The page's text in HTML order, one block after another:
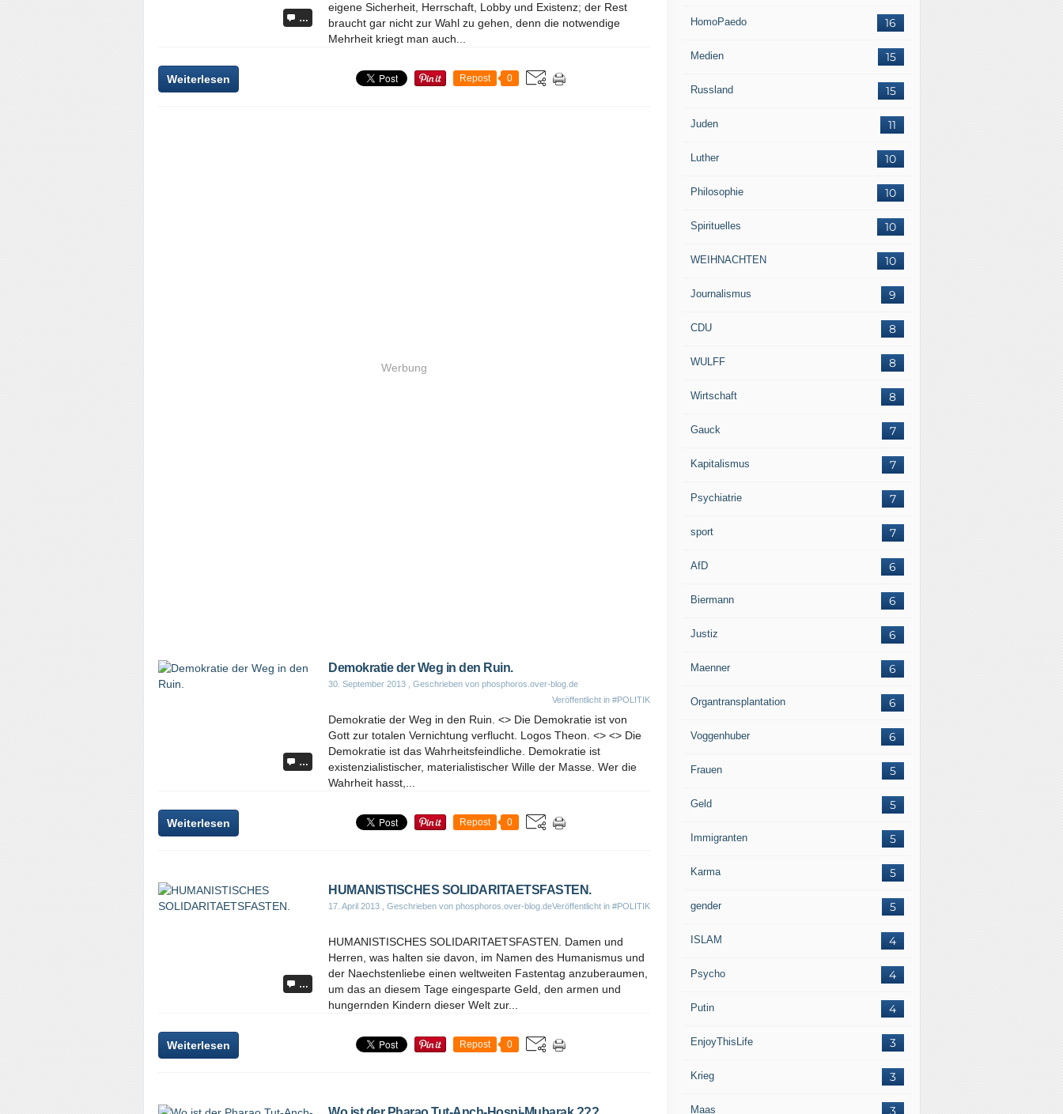
…
eigene Sicherheit, Herrschaft, Lobby und Existenz; der Rest
braucht gar nicht zur Wahl zu gehen, denn die notwendige
Mehrheit kriegt man auch...
Weiterlesen Repost 0
Werbung
…
Demokratie der Weg in den Ruin.
30. September 2013 , Geschrieben von phosphoros.over-blog.de
Veröffentlicht in #POLITIK
Demokratie der Weg in den Ruin. <> Die Demokratie ist von
Gott zur totalen Vernichtung verflucht. Logos Theon. <> <> Die
Demokratie ist das Wahrheitsfeindliche. Demokratie ist
existenzialistischer, materialistischer Wille der Masse. Wer die
Wahrheit hasst,...
Weiterlesen Repost 0
…
HUMANISTISCHES SOLIDARITAETSFASTEN.
17. April 2013 , Geschrieben von phosphoros.over-blog.deVeröffentlicht in #POLITIK
HUMANISTISCHES SOLIDARITAETSFASTEN. Damen und
Herren, was halten sie davon, im Namen des Humanismus und
der Naechstenliebe einen weltweiten Fastentag anzuberaumen,
um das an diesem Tage eingesparte Geld, den armen und
hungernden Kindern dieser Welt zur...
Weiterlesen Repost 0
16
HomoPaedo
15
Medien
15
Russland
11
Juden
10
Luther
10
Philosophie
10
Spirituelles
10
WEIHNACHTEN
9
Journalismus
8
CDU
8
WULFF
8
Wirtschaft
7
Gauck
7
Kapitalismus
7
Psychiatrie
7
sport
6
AfD
6
Biermann
6
Justiz
6
Maenner
6
Organtransplantation
6
Voggenhuber
5
Frauen
5
Geld
5
Immigranten
5
Karma
5
gender
4
ISLAM
4
Psycho
4
Putin
3
EnjoyThisLife
3
Krieg
3
Maas